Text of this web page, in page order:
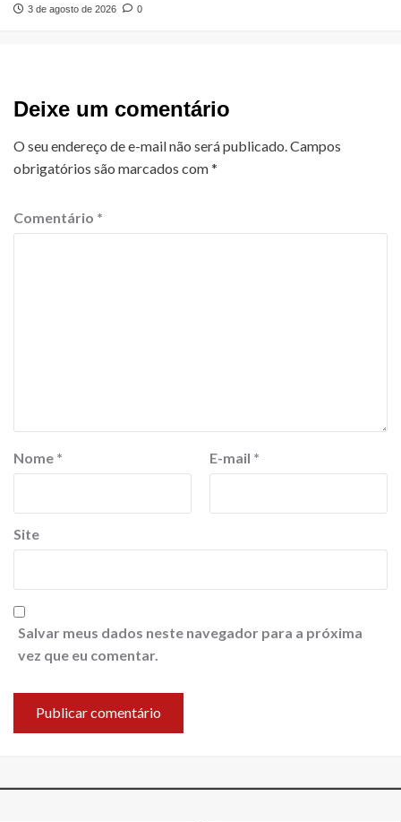
3 de agosto de 2026 0
Deixe um comentário
O seu endereço de e-mail não será publicado. Campos
obrigatórios são marcados com*
Comentário *
Nome * E-mail *
Site
Salvar meus dados neste navegador para a próxima
vez que eu comentar.